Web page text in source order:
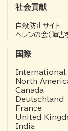
社会貢献
自殺防止サイト
ヘレンの会（障害
国際
International
North
Canada
Deutschland
France
United
India